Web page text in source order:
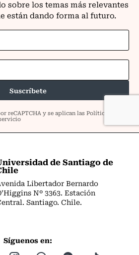
de Santiago de
Libertador Bernardo
Nº 3363. Estación
Santiago. Chile.
Síguenos en: